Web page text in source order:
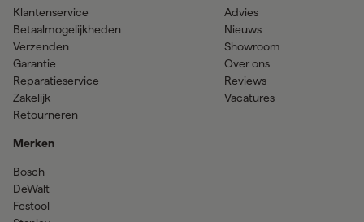
Klantenservice
Betaalmogelijkheden
Verzenden
Garantie
Reparatieservice
Zakelijk
Retourneren
Merken
Bosch
DeWalt
Festool
Advies
Nieuws
Showroom
Over ons
Reviews
Vacatures